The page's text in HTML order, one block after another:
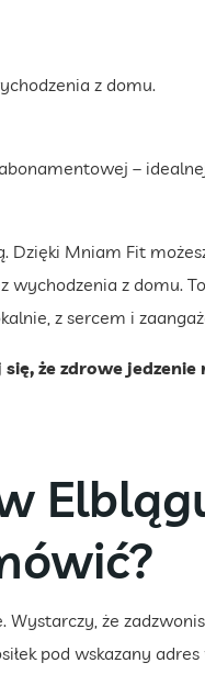
z domu.
–
Dzięki Mniam Fit
wychodzenia z domu.
z sercem i
że zdrowe jedzenie
że
pod wskazany adres